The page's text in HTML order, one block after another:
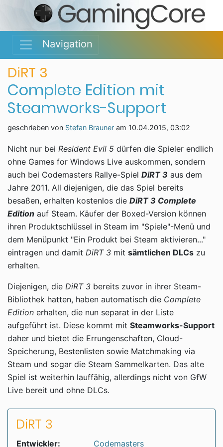
Navigation
DiRT 3
Complete Edition mit
Steamworks-Support
geschrieben von Stefan Brauner am 10.04.2015, 03:02
Nicht nur bei Resident Evil 5 dürfen die Spieler endlich
ohne Games for Windows Live auskommen, sondern
auch bei Codemasters Rallye-Spiel DiRT 3 aus dem
Jahre 2011. All diejenigen, die das Spiel bereits
besaßen, erhalten kostenlos die DiRT 3 Complete
Edition auf Steam. Käufer der Boxed-Version können
ihren Produktschlüssel in Steam im "Spiele"-Menü und
dem Menüpunkt "Ein Produkt bei Steam aktivieren..."
eintragen und damit DiRT 3 mit sämtlichen DLCs zu
erhalten.
Diejenigen, die DiRT 3 bereits zuvor in ihrer Steam-
Bibliothek hatten, haben automatisch die Complete
Edition erhalten, die nun separat in der Liste
aufgeführt ist. Diese kommt mit Steamworks-Support
daher und bietet die Errungenschaften, Cloud-
Speicherung, Bestenlisten sowie Matchmaking via
Steam und sogar die Steam Sammelkarten. Das alte
Spiel ist weiterhin lauffähig, allerdings nicht von GfW
Live bereit und ohne DLCs.
DiRT 3
Entwickler: Codemasters